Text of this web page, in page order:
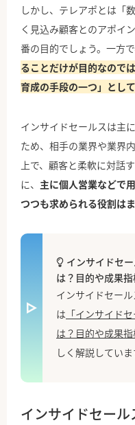
しかし、テレアポとは「
く見込み顧客とのアポイ
番の目的でしょう。一方で
ることだけが目的なので
育成の手段の一つ」とし
インサイドセールスは主
ため、相手の業界や業界
上で、顧客と柔軟に対話
に、 主に個人営業などで
つつも求められる役割は
インサイドセ
は？目的や成果
インサイドセー
は 「インサイド
は？目的や成果指
しく解説していま
インサイドセー